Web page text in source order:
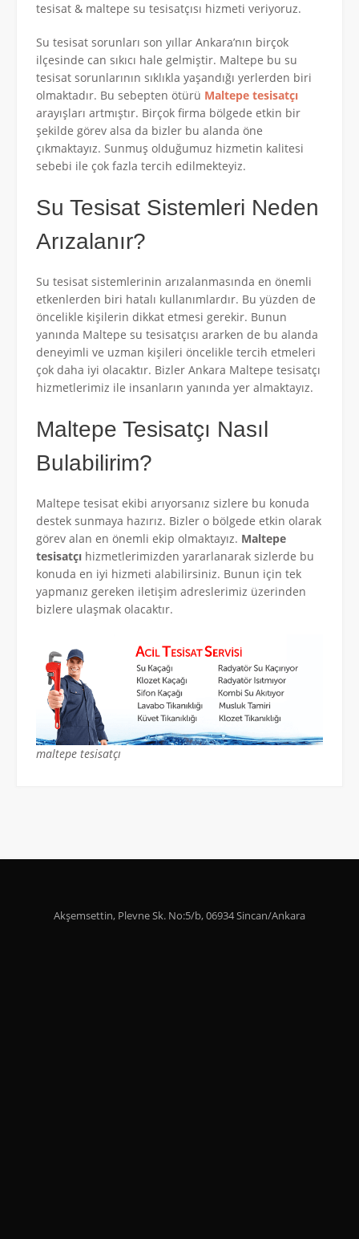
tesisat & maltepe su tesisatçısı hizmeti veriyoruz.
Su tesisat sorunları son yıllar Ankara’nın birçok
ilçesinde can sıkıcı hale gelmiştir. Maltepe bu su
tesisat sorunlarının sıklıkla yaşandığı yerlerden biri
olmaktadır. Bu sebepten ötürü Maltepe tesisatçı
arayışları artmıştır. Birçok firma bölgede etkin bir
şekilde görev alsa da bizler bu alanda öne
çıkmaktayız. Sunmuş olduğumuz hizmetin kalitesi
sebebi ile çok fazla tercih edilmekteyiz.
Su Tesisat Sistemleri Neden
Arızalanır?
Su tesisat sistemlerinin arızalanmasında en önemli
etkenlerden biri hatalı kullanımlardır. Bu yüzden de
öncelikle kişilerin dikkat etmesi gerekir. Bunun
yanında Maltepe su tesisatçısı ararken de bu alanda
deneyimli ve uzman kişileri öncelikle tercih etmeleri
çok daha iyi olacaktır. Bizler Ankara Maltepe tesisatçı
hizmetlerimiz ile insanların yanında yer almaktayız.
Maltepe Tesisatçı Nasıl
Bulabilirim?
Maltepe tesisat ekibi arıyorsanız sizlere bu konuda
destek sunmaya hazırız. Bizler o bölgede etkin olarak
görev alan en önemli ekip olmaktayız. Maltepe
tesisatçı hizmetlerimizden yararlanarak sizlerde bu
konuda en iyi hizmeti alabilirsiniz. Bunun için tek
yapmanız gereken iletişim adreslerimiz üzerinden
bizlere ulaşmak olacaktır.
maltepe tesisatçı
Akşemsettin, Plevne Sk. No:5/b, 06934 Sincan/Ankara